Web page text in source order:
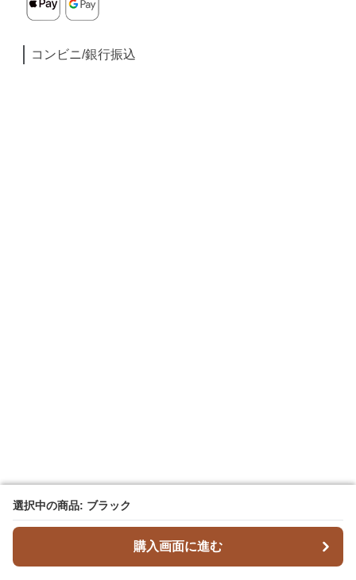
選択中の商品: ブラック
購入画面に進む
選択中の商品: ブラック
購入画面に進む
コンビニ/銀行振込